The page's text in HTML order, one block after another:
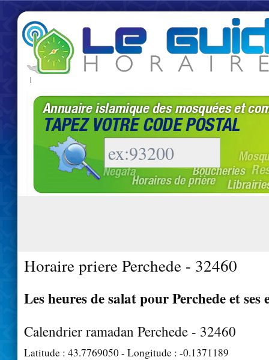
|
Horaire priere Perchede - 32460
Les heures de salat pour Perchede et ses
Calendrier ramadan Perchede - 32460
Latitude : 43.7769050- Longitude : -0.1371189